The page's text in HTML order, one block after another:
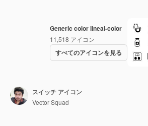
Generic color lineal-color
11,518 アイコン
すべてのアイコンを見る
スイッチ アイコン
Vector Squad